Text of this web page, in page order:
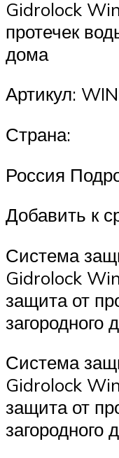
Gidrolock
протечек
дома
Артикул:
Страна:
Россия
Добавить к
Система
Gidrolock
защита от
загородного
Система
Gidrolock
защита от
загородного